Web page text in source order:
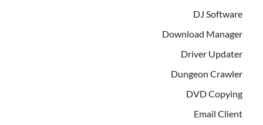
DJ Software
Download Manager
Driver Updater
Dungeon Crawler
DVD Copying
Email Client